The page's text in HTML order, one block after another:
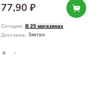
77,90 ₽
Сегодня: В 25 магазинах
Доставка: Завтра